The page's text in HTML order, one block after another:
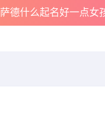
萨德什么起名好一点女